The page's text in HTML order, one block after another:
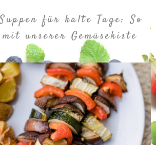
für kalte Tage: So
unserer Gemüsekiste